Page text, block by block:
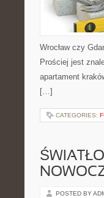
Wrocław czy
Prościej jest
apartament
[…]
CATEGORIES:
POSTED BY